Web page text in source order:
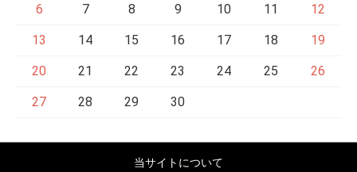
6 7 8 9 10 11 12
13 14 15 16 17 18 19
20 21 22 23 24 25 26
27 28 29 30
当サイトについて